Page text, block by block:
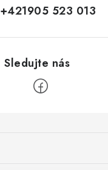
+421905 523 013